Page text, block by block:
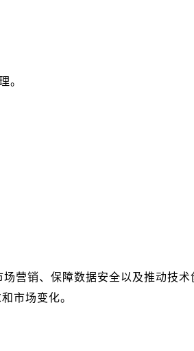
。
营销、保障数据安全以及推动技术
市场变化。